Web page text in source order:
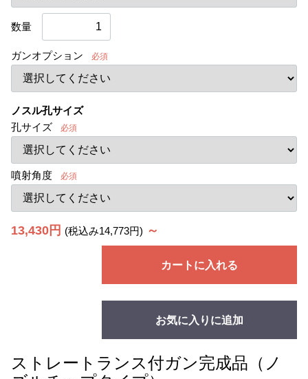
数量
ガンオプション 必須
ノスル孔サイズ
孔サイズ
必須
噴射角度 必須
13,430円 (税込み14,773円) ～
カートに入れる
お気に入りに追加
ストレートランス付ガン完成品（ノ